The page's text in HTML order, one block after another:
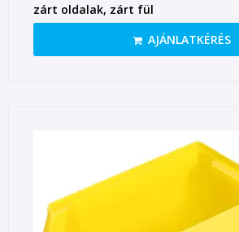
zárt oldalak, zárt fül
AJÁNLATKÉRÉS